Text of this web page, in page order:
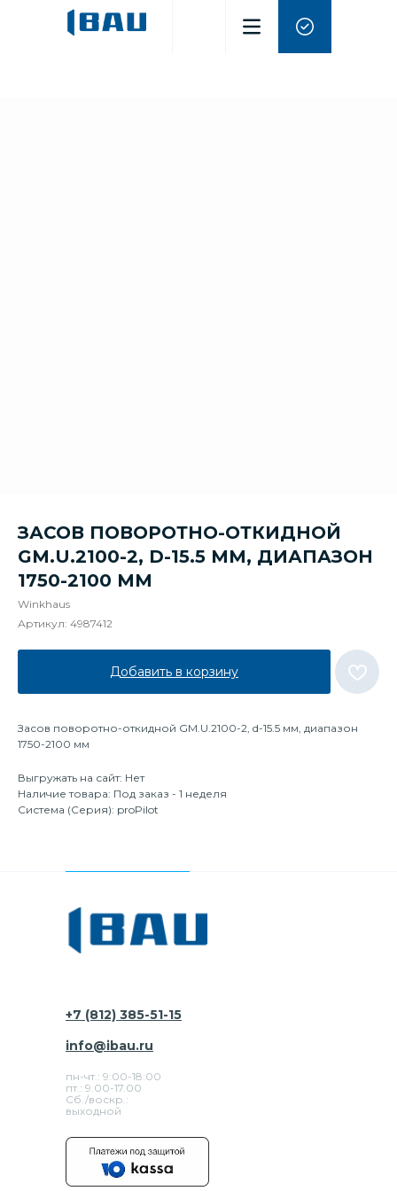
ЗАСОВ ПОВОРОТНО-ОТКИДНОЙ
GM.U.2100-2, D-15.5 ММ, ДИАПАЗОН
1750-2100 ММ
Winkhaus
Артикул: 4987412
Добавить в корзину
Засов поворотно-откидной GM.U.2100-2, d-15.5 мм, диапазон
1750-2100 мм
Выгружать на сайт: Нет
Наличие товара: Под заказ - 1 неделя
Система (Серия): proPilot
+7 (812) 385-51-15
пн-чт.: 9:00-18:00
пт.: 9.00-17.00
Сб./воскр.:
выходной
info@ibau.ru